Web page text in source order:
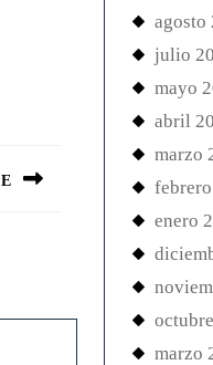
agosto
julio
mayo
abril
marzo
enero
marzo